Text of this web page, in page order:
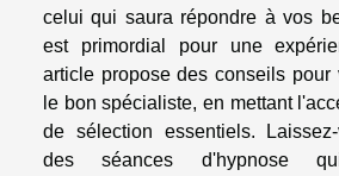
celui qui saura répondre à vos
est primordial pour une
article propose des conseils pour
le bon spécialiste, en mettant
de sélection essentiels.
des séances d'hypnose